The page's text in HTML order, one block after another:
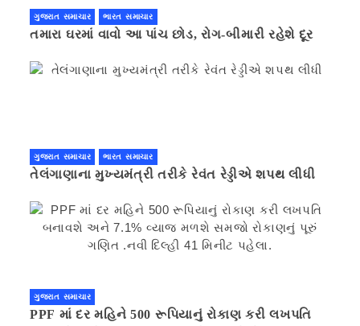
ગુજરાત સમાચાર ભારત સમાચાર
તમારા ઘરમાં વાવો આ પાંચ છોડ, રોગ-બીમારી રહેશે દૂર
ગુજરાત સમાચાર ભારત સમાચાર
તેલંગાણાના મુખ્યમંત્રી તરીકે રેવંત રેડ્ડીએ શપથ લીધી
ગુજરાત સમાચાર
PPF માં દર મહિને 500 રૂપિયાનું રોકાણ કરી લખપતિ